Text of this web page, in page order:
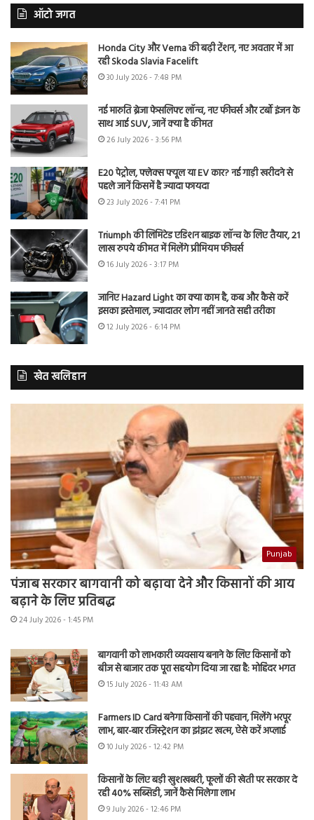
ऑटो जगत
Honda City और Verna की बढ़ी टेंशन, नए अवतार में आ
रही Skoda Slavia Facelift
30 July 2026 - 7:48 PM
नई मारुति ब्रेजा फेसलिफ्ट लॉन्च, नए फीचर्स और टर्बो इंजन के
साथ आई SUV, जानें क्या है कीमत
26 July 2026 - 3:56 PM
E20 पेट्रोल, फ्लेक्स फ्यूल या EV कार? नई गाड़ी खरीदने से
पहले जानें किसमें है ज्यादा फायदा
23 July 2026 - 7:41 PM
Triumph की लिमिटेड एडिशन बाइक लॉन्च के लिए तैयार, 21
लाख रुपये कीमत में मिलेंगे प्रीमियम फीचर्स
16 July 2026 - 3:17 PM
जानिए Hazard Light का क्या काम है, कब और कैसे करें
इसका इस्तेमाल, ज्यादातर लोग नहीं जानते सही तरीका
12 July 2026 - 6:14 PM
खेत खलिहान
Punjab
पंजाब सरकार बागवानी को बढ़ावा देने और किसानों की आय
बढ़ाने के लिए प्रतिबद्ध
24 July 2026 - 1:45 PM
बागवानी को लाभकारी व्यवसाय बनाने के लिए किसानों को
बीज से बाजार तक पूरा सहयोग दिया जा रहा है: मोहिंदर भगत
15 July 2026 - 11:43 AM
Farmers ID Card बनेगा किसानों की पहचान, मिलेंगे भरपूर
लाभ, बार-बार रजिस्ट्रेशन का झंझट खत्म, ऐसे करें अप्लाई
10 July 2026 - 12:42 PM
किसानों के लिए बड़ी खुशखबरी, फूलों की खेती पर सरकार दे
रही 40% सब्सिडी, जानें कैसे मिलेगा लाभ
9 July 2026 - 12:46 PM